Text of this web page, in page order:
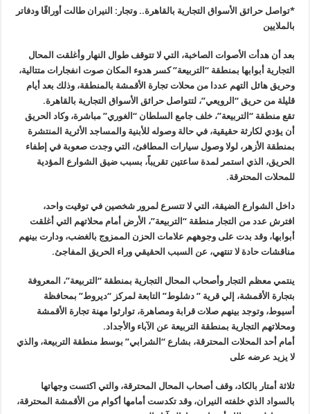
*تواصل حرائق الأسواق التجارية بالقاهرة.. وتجار: النيران طالت أوراقًا ودفاتر
بالملايين
بعد أن هدأت الأصوات الصاخبة، التي لا تتوقف طوال النهار وأغلقت المحال
التجارية أبوابها بمنطقة “التربيعة” كسر هدوء المكان صوت انفجارات متتالية،
وحريق هائل التهم عددا من محلات تجارة الأقمشة بالمنطقة، وذلك بعد أيام
قليلة من حريق “الرويعي”، لتتواصل حرائق الأسواق التجارية بالقاهرة.
تقع منطقة “التربيعة”، خلف جامع السلطان “الغوري” مباشرة، وكاد الحريق
أن يؤدي لكارثة حقيقية، في حالة وصوله للأبنية والمساجد الأثرية المنتشرة
بمنطقة الأزهر، لولا وصول سيارات المطافئ، التي وجدت صعوبة في إطفاء
الحريق، الذي استمر لمدة ساعتين تقريباً، بسبب ضيق الشوارع المؤدية
للمحلات المحترقة.
داخل الشوارع الضيقة، التي لا تتسرع لمرور شخصين في توقيت واحد،
افترش عدد من التجار منطقة “التربيعة”، الأرض أمام محلاتهم التي أغلقت
أبوابها، وقد بدت على وجوههم علامات الحزن الممزوج بالغضب، ودارت بينهم
مناقشات حادة لا تنتهي، عن السبب الحقيقي وراء الحريق المفاجئ.
ينتمي معظم التجار وأصحاب المحال التجارية بمنطقة “التربيعة”، المعروفة
بتجارة الأقمشة، إلي قرية ” دشلوط” التابعة لمركز “ديروط” بمحافظة
أسيوط، وتوجد بينهم صلات قرابة ومصاهرة، توارثوا مهنة تجارة الأقمشة
ومحلاتهم التجارية بمنطقة التربيعة عن الآباء والأجداد.
أمام أحد المحلات المحترقة، بشارع“ الشرابي” بوسط منطقة التربيعة، والذي
لا يزيد عرضه على
ثلاثة أمتار بالكاد، وقف أصحاب المحال المحترقة، والتي اكتست وجهاتها
بالسواد الذي خلفته النيران، وقد تكدست أمامها أكوام من الأقمشة المحترقة،